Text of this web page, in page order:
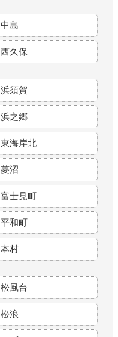
中島
西久保
浜須賀
浜之郷
東海岸北
菱沼
富士見町
平和町
本村
松風台
松浪